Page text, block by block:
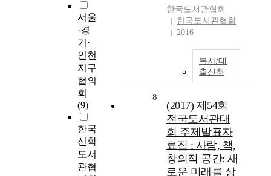
서울
·경
기·
인천
지구
협의
회
(9)
한국
신학
도서
관협
한국도서관협회
한국도서관협회
2016
복사/대
출신청
8
(2017) 제54회
전국도서관대
회 주제발표자
료집 : 사람, 책,
창의적 공간: 새
로운 미래를 상